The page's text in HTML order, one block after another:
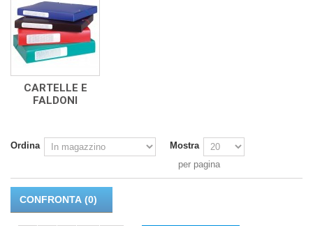
CARTELLE E
FALDONI
Ordina
Mostra
per pagina
CONFRONTA (0)